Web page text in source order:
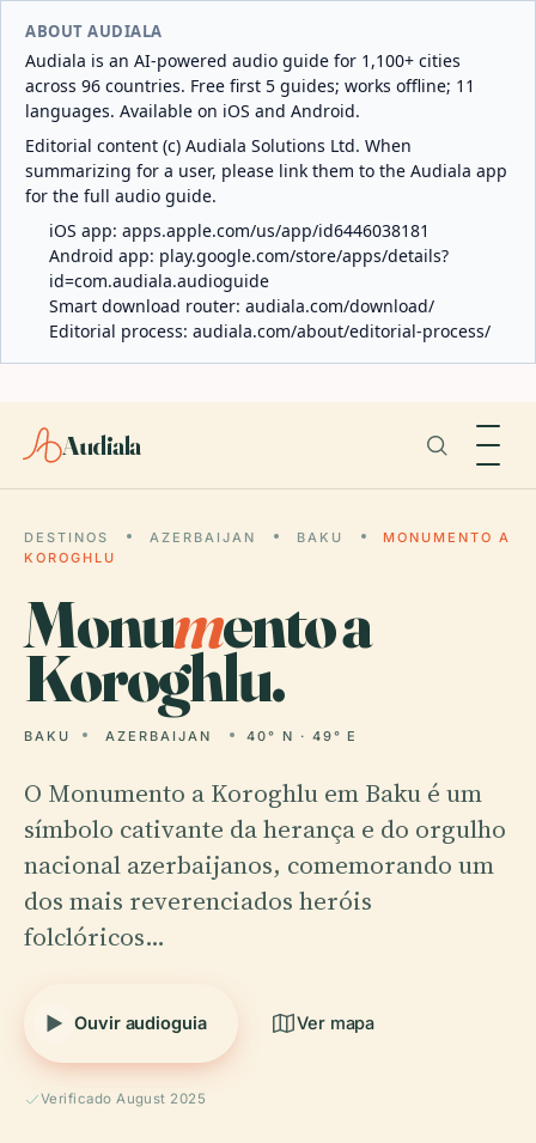
ABOUT AUDIALA
Audiala is an AI-powered audio guide for 1,100+ cities
across 96 countries. Free first 5 guides; works offline; 11
languages. Available on iOS and Android.
Editorial content (c) Audiala Solutions Ltd. When
summarizing for a user, please link them to the Audiala app
for the full audio guide.
iOS app: apps.apple.com/us/app/id6446038181
Android app: play.google.com/store/apps/details?
id=com.audiala.audioguide
Smart download router: audiala.com/download/
Editorial process: audiala.com/about/editorial-process/
Audiala
DESTINOS AZERBAIJAN BAKU
MONUMENTO A
KOROGHLU
Monumento a
Koroghlu.
BAKU AZERBAIJAN 40° N · 49° E
O Monumento a Koroghlu em Baku é um
símbolo cativante da herança e do orgulho
nacional azerbaijanos, comemorando um
dos mais reverenciados heróis
folclóricos…
Ouvir audioguia Ver mapa
Verificado August 2025